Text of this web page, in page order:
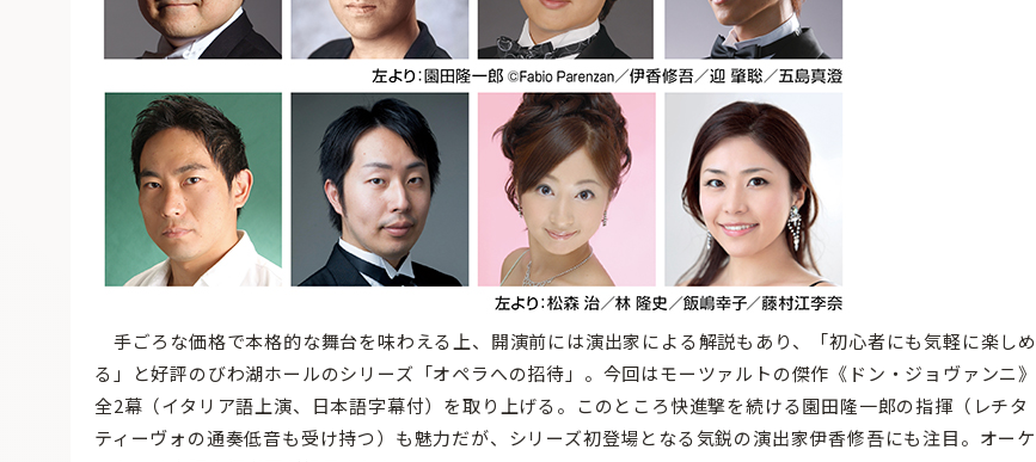
手ごろな価格で本格的な舞台を味わえる上、開演前には演出家による解説もあり、「初心者にも気軽に楽しめ
る」と好評のびわ湖ホールのシリーズ「オペラへの招待」。今回はモーツァルトの傑作《ドン・ジョヴァンニ》
全2幕（イタリア語上演、日本語字幕付）を取り上げる。このところ快進撃を続ける園田隆一郎の指揮（レチタ
ティーヴォの通奏低音も受け持つ）も魅力だが、シリーズ初登場となる気鋭の演出家伊香修吾にも注目。オーケ